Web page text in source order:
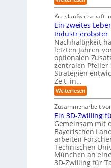
a
s
b
e
i
c
h
t
-
e
u
r
o
p
i
s
c
h
e
n
R
o
u
t
t
i
e
r
u
n
g
I
n
S
A
P
:
W
i
e
s
u
b
r
e
D
a
t
e
n
K
I
T
e
n
d
A
I
-
R
e
p
r
t
S
i
n
k
e
n
d
e
s
Kreislaufwirtschaft
Ein zweites
Industrieroboter
Nachhaltigkeit
letzten Jahren
optionalen
zentralen
Strategien
Zeit, in…
Weiterlesen:
E
n
z
w
e
i
t
e
s
L
Zusammenarbeit
Ein 3D-Zwilling
Gemeinsam mit
Bayerischen
arbeiten
Technischen
München an
3D-Zwilling für